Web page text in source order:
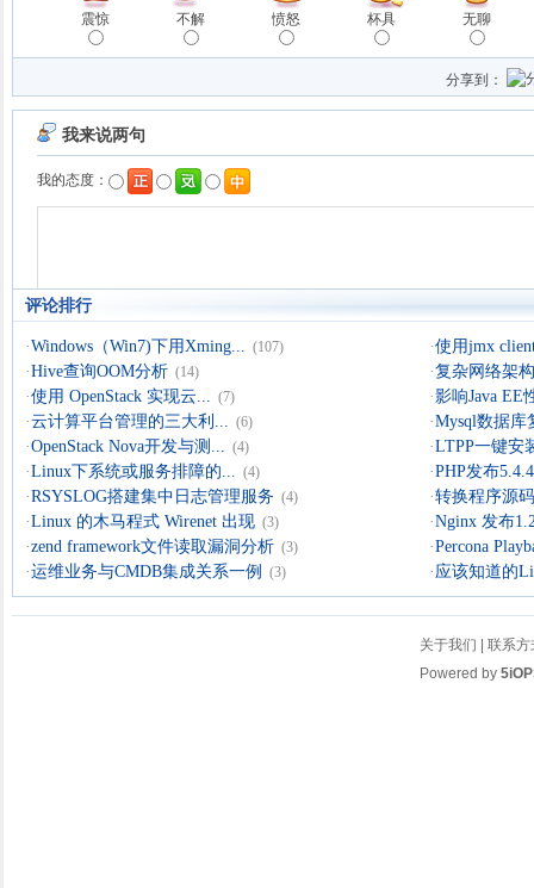
震惊 不解 愤怒 杯具 无聊
分享到：
评论排行
·Windows（Win7)下用Xming... (107) ·使用jmx
·Hive查询OOM分析 (14) ·复杂网络架
·使用 OpenStack 实现云... (7) ·影响Java EE
·云计算平台管理的三大利... (6) ·Mysql数据库
·OpenStack Nova开发与测... (4) ·LTPP一键安
·Linux下系统或服务排障的... (4) ·PHP发布
·RSYSLOG搭建集中日志管理服务 (4) ·转换程序源
·Linux 的木马程式 Wirenet 出现 (3) ·Nginx 发布
·zend framework文件读取漏洞分析 (3) ·Percona
·运维业务与CMDB集成关系一例 (3) · 应该知道的
关于我们
联系方
Powered by